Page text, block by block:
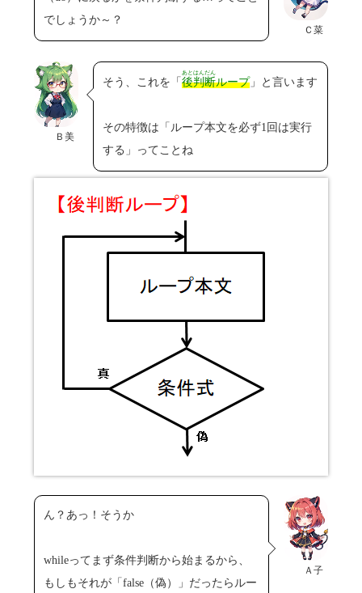
Ｃ菜
でしょうか～？
Ｂ美
そう、これを「後判断
あとはんだん
ループ」と言います
その特徴は「ループ本文を必ず1回は実行
する」ってことね
Ａ子
ん？あっ！そうか
whileってまず条件判断から始まるから、
もしもそれが「false（偽）」だったらルー